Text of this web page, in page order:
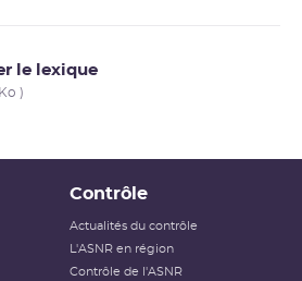
le lexique
)
Contrôle
Actualités du contrôle
L'ASNR en région
Contrôle de l'ASNR